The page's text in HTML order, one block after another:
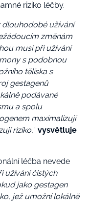
riziko léčby.
dlouhodobé užívání
změnám
musí při užívání
s podobnou
tělíska s
gestagenů
podávané
a spolu
maximalizují
riziko,“ vysvětluje
léčba nevede
užívání čistých
jako gestagen
jež umožní lokálně